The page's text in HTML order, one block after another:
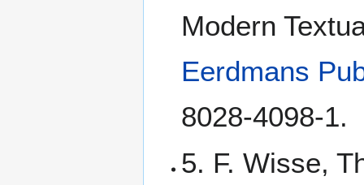
Modern
Eerdmans
8028-4098-1.
5. F. Wisse,